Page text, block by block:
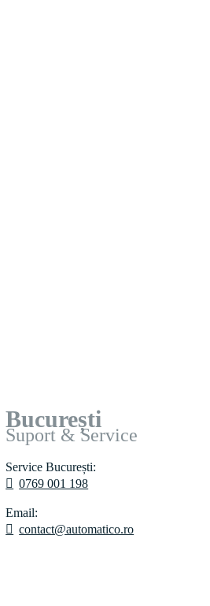
București
Suport & Service
Service București:
0769 001 198
Email:
contact@automatico.ro